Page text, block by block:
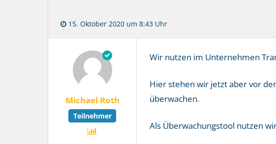
15. Oktober 2020 um 8:43 Uhr
Michael Roth
Teilnehmer
Wir nutzen im Unternehmen
Hier stehen wir jetzt aber vor
überwachen.
Als Überwachungstool nutzen